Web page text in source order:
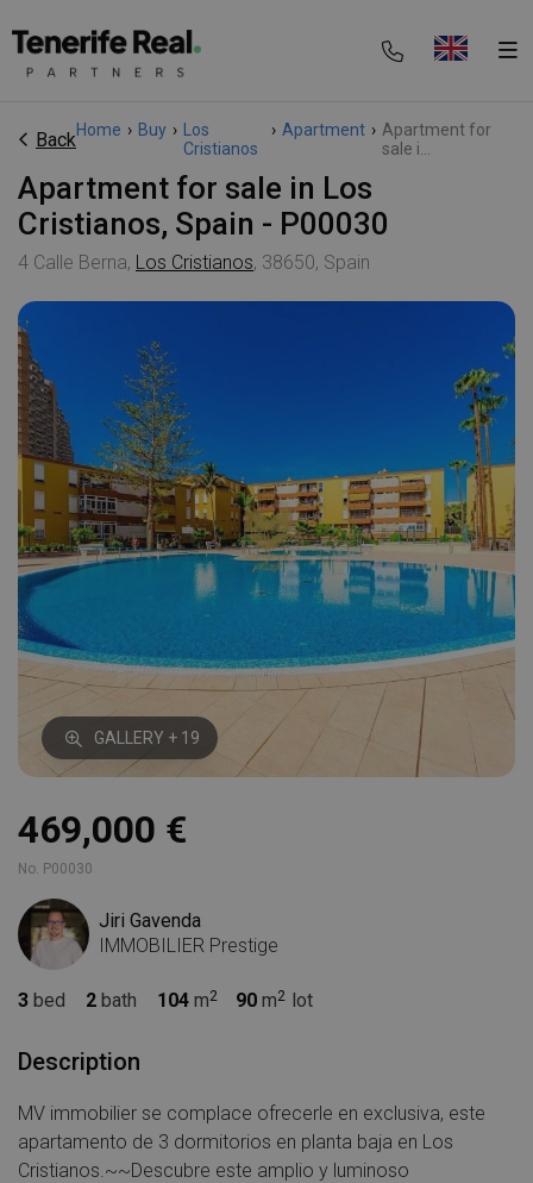
BackHome › Buy ›
Los
Cristianos
› Apartment › Apartment for
sale i...
Apartment for sale in Los
Cristianos, Spain - P00030
4 Calle Berna, Los Cristianos, 38650, Spain
GALLERY + 19
469,000 €
No. P00030
Jiri Gavenda
IMMOBILIER Prestige
3 bed 2 bath 104 m 90 m lot
Description
MV immobilier se complace ofrecerle en exclusiva, este
apartamento de 3 dormitorios en planta baja en Los
Cristianos.~~Descubre este amplio y luminoso